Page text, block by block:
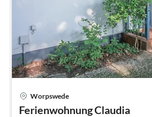
Worpswede
Ferienwohnung Claudia